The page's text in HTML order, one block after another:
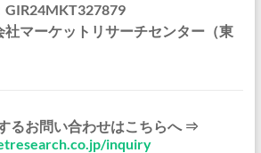
GIR24MKT327879
社マーケットリサーチセンター（東
るお問い合わせはこちらへ ⇒
inquiry